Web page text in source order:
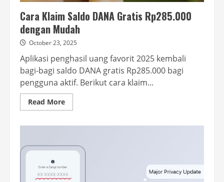
Cara Klaim Saldo DANA Gratis Rp285.000
dengan Mudah
October 23, 2025
Aplikasi penghasil uang favorit 2025 kembali
bagi-bagi saldo DANA gratis Rp285.000 bagi
pengguna aktif. Berikut cara klaim...
Read MoreRead
more
DANA
Gratis
Rp285.000
dengan
Mudah